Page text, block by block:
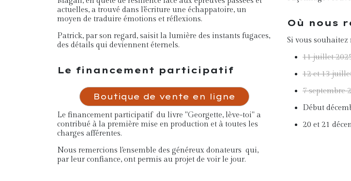
actuelles, a trouvé dans l’écriture une échappatoire, un
moyen de traduire émotions et réflexions.
Patrick, par son regard, saisit la lumière des instants fugaces,
des détails qui deviennent éternels.
Le financement participatif
Boutique de vente en ligne
Le financement participatif du livre "Georgette, lève-toi" a
contribué à la première mise en production et à toutes les
charges afférentes.
Nous remercions l'ensemble des généreux donateurs qui,
par leur confiance, ont permis au projet de voir le jour.
Où nous
Si vous souhaitez
11 juillet
12 et 13
7 septembre
Début
20 et 21